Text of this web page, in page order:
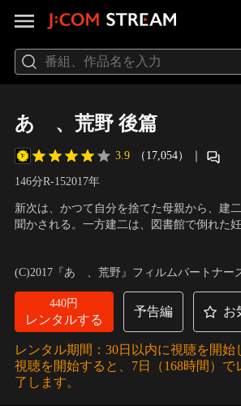
あゝ、荒野 後篇
3.9 （17,054） ｜
146分R-152017年
新次は、かつて自分を捨てた母親から、建
聞かされる。一方建二は、図書館で倒れた
る父親との再会により、激しく心を乱され
は、宿敵・裕二との決戦を前に、憎しみに
岸善幸
(C)2017『あゝ、荒野』フィルムパートナー
440円
レンタルする
予告編 お
レンタル期間：30日以内に視聴を開始
視聴を開始すると、7日（168時間）で
了します。